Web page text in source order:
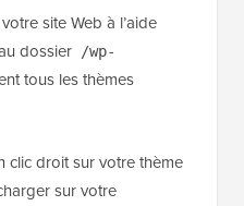
site Web à l’aide
dossier
/wp-
tous les thèmes
clic droit sur votre thème
sur votre